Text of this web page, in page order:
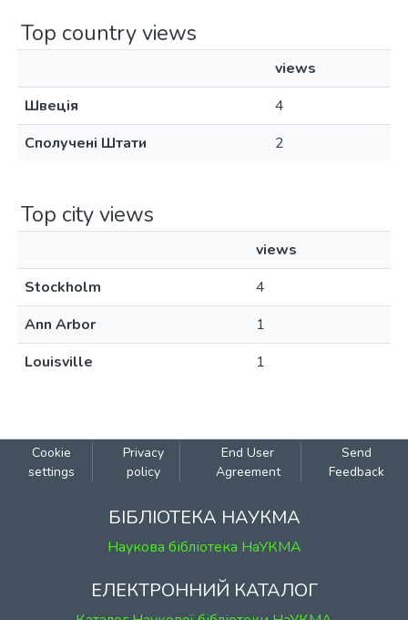
Top country views
views
Швеція
4
Сполучені Штати
2
Top city views
views
Stockholm
4
Ann Arbor
1
Louisville
1
Cookie
settings
Privacy
policy
End User
Agreement
Send
Feedback
БІБЛІОТЕКА НАУКМА
Наукова бібліотека НаУКМА
ЕЛЕКТРОННИЙ КАТАЛОГ